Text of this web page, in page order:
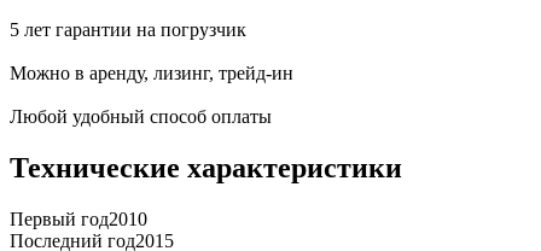
5 лет гарантии на погрузчик
Можно в аренду, лизинг, трейд-ин
Любой удобный способ оплаты
Технические характеристики
Первый год2010
Последний год2015